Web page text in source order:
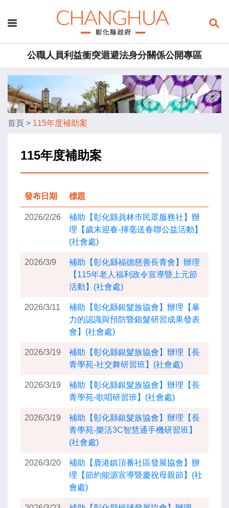
公職人員利益衝突迴避法身分關係公開專區
首頁 > 115年度補助案
115年度補助案
發布日期 標題
2026/2/26
補助【彰化縣員林市民眾服務社】辦
理【歲末迎春-揮毫送春聯公益活動】
(社會處)
2026/3/9
補助【彰化縣福德慈善長青會】辦理
【115年老人福利政令宣導暨上元節
活動】(社會處)
2026/3/11
補助【彰化縣銀髮族協會】辦理【暴
力的認識與預防暨銀髮研習成果發表
會】(社會處)
2026/3/19
補助【彰化縣銀髮族協會】辦理【長
青學苑-社交舞研習班】(社會處)
2026/3/19
補助【彰化縣銀髮族協會】辦理【長
青學苑-歌唱研習班】(社會處)
2026/3/19
補助【彰化縣銀髮族協會】辦理【長
青學苑-樂活3C智慧通手機研習班】
(社會處)
2026/3/20
補助【鹿港鎮頂番社區發展協會】辦
理【節約能源宣導暨慶祝母親節】(社
會處)